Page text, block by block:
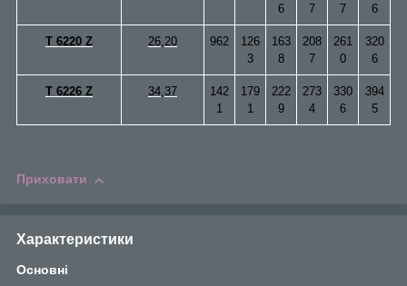
6
7
7
6
T 6220 Z 26,20 962
126
3
163
8
208
7
261
0
320
6
T 6226 Z 34,37
142
1
179
1
222
9
273
4
330
6
394
5
Приховати
Характеристики
Основні